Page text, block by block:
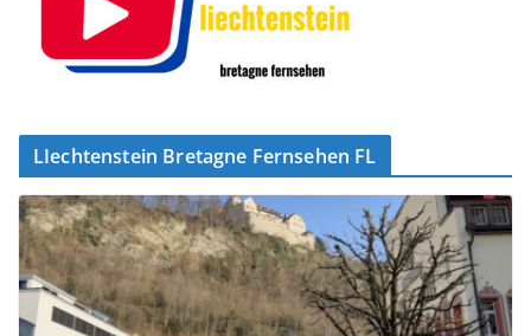
LIechtenstein Bretagne Fernsehen FL